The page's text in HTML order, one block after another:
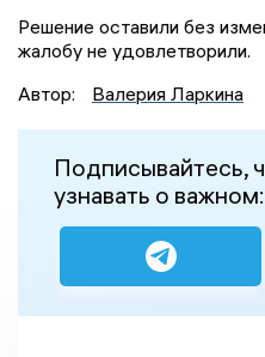
Решение оставили без
жалобу не удовлетворили.
Автор:
Валерия Ларкина
Подписывайтесь,
узнавать о важном: